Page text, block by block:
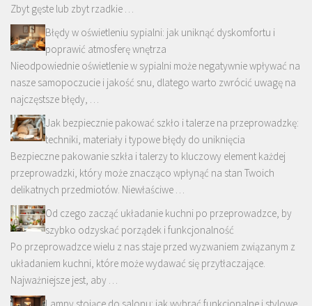
Zbyt gęste lub zbyt rzadkie …
Błędy w oświetleniu sypialni: jak uniknąć dyskomfortu i
poprawić atmosferę wnętrza
Nieodpowiednie oświetlenie w sypialni może negatywnie wpływać na
nasze samopoczucie i jakość snu, dlatego warto zwrócić uwagę na
najczęstsze błędy, …
Jak bezpiecznie pakować szkło i talerze na przeprowadzkę:
techniki, materiały i typowe błędy do uniknięcia
Bezpieczne pakowanie szkła i talerzy to kluczowy element każdej
przeprowadzki, który może znacząco wpłynąć na stan Twoich
delikatnych przedmiotów. Niewłaściwe …
Od czego zacząć układanie kuchni po przeprowadzce, by
szybko odzyskać porządek i funkcjonalność
Po przeprowadzce wielu z nas staje przed wyzwaniem związanym z
układaniem kuchni, które może wydawać się przytłaczające.
Najważniejsze jest, aby …